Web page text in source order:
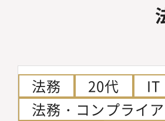
法務 20代
IT
法務・コンプライ